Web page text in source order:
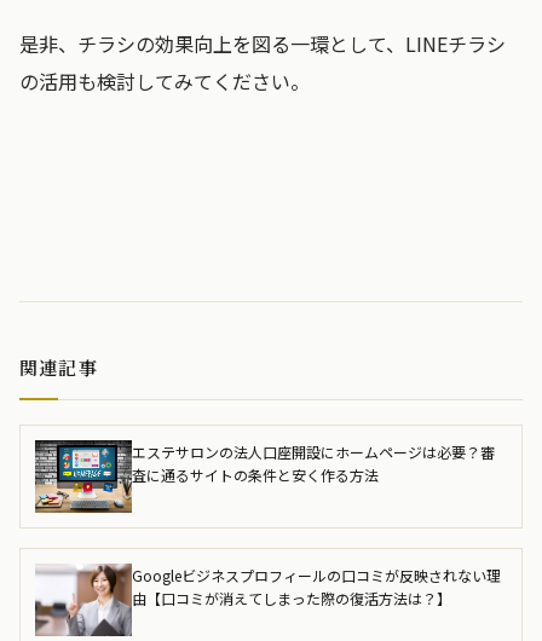
是非、チラシの効果向上を図る一環として、LINEチラシ
の活用も検討してみてください。
関連記事
エステサロンの法人口座開設にホームページは必要？審
査に通るサイトの条件と安く作る方法
Googleビジネスプロフィールの口コミが反映されない理
由【口コミが消えてしまった際の復活方法は？】